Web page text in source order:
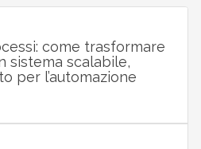
come trasformare
sistema scalabile,
per l’automazione